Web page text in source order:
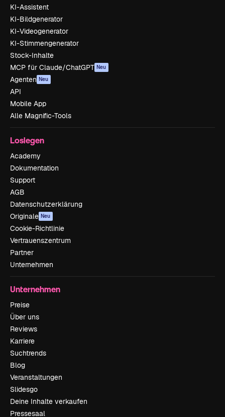
KI-Assistent
KI-Bildgenerator
KI-Videogenerator
KI-Stimmengenerator
Stock-Inhalte
MCP für Claude/ChatGPT Neu
Agenten Neu
API
Mobile App
Alle Magnific-Tools
Loslegen
Academy
Dokumentation
Support
AGB
Datenschutzerklärung
Originale Neu
Cookie-Richtlinie
Vertrauenszentrum
Partner
Unternehmen
Unternehmen
Preise
Über uns
Reviews
Karriere
Suchtrends
Blog
Veranstaltungen
Slidesgo
Deine Inhalte verkaufen
Pressesaal